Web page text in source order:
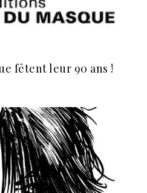
fêtent leur 90 ans !